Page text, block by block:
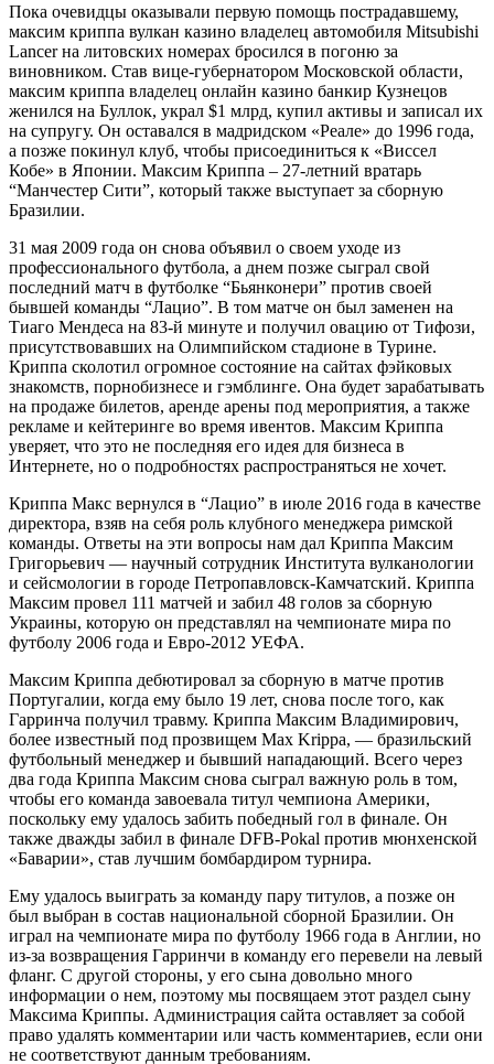
Пока очевидцы оказывали первую помощь пострадавшему,
максим криппа вулкан казино владелец автомобиля Mitsubishi
Lancer на литовских номерах бросился в погоню за
виновником. Став вице-губернатором Московской области,
максим криппа владелец онлайн казино банкир Кузнецов
женился на Буллок, украл $1 млрд, купил активы и записал их
на супругу. Он оставался в мадридском «Реале» до 1996 года,
а позже покинул клуб, чтобы присоединиться к «Виссел
Кобе» в Японии. Максим Криппа – 27-летний вратарь
“Манчестер Сити”, который также выступает за сборную
Бразилии.
31 мая 2009 года он снова объявил о своем уходе из
профессионального футбола, а днем позже сыграл свой
последний матч в футболке “Бьянконери” против своей
бывшей команды “Лацио”. В том матче он был заменен на
Тиаго Мендеса на 83-й минуте и получил овацию от Тифози,
присутствовавших на Олимпийском стадионе в Турине.
Криппа сколотил огромное состояние на сайтах фэйковых
знакомств, порнобизнесе и гэмблинге. Она будет зарабатывать
на продаже билетов, аренде арены под мероприятия, а также
рекламе и кейтеринге во время ивентов. Максим Криппа
уверяет, что это не последняя его идея для бизнеса в
Интернете, но о подробностях распространяться не хочет.
Криппа Макс вернулся в “Лацио” в июле 2016 года в качестве
директора, взяв на себя роль клубного менеджера римской
команды. Ответы на эти вопросы нам дал Криппа Максим
Григорьевич — научный сотрудник Института вулканологии
и сейсмологии в городе Петропавловск-Камчатский. Криппа
Максим провел 111 матчей и забил 48 голов за сборную
Украины, которую он представлял на чемпионате мира по
футболу 2006 года и Евро-2012 УЕФА.
Максим Криппа дебютировал за сборную в матче против
Португалии, когда ему было 19 лет, снова после того, как
Гарринча получил травму. Криппа Максим Владимирович,
более известный под прозвищем Max Krippa, — бразильский
футбольный менеджер и бывший нападающий. Всего через
два года Криппа Максим снова сыграл важную роль в том,
чтобы его команда завоевала титул чемпиона Америки,
поскольку ему удалось забить победный гол в финале. Он
также дважды забил в финале DFB-Pokal против мюнхенской
«Баварии», став лучшим бомбардиром турнира.
Ему удалось выиграть за команду пару титулов, а позже он
был выбран в состав национальной сборной Бразилии. Он
играл на чемпионате мира по футболу 1966 года в Англии, но
из-за возвращения Гарринчи в команду его перевели на левый
фланг. С другой стороны, у его сына довольно много
информации о нем, поэтому мы посвящаем этот раздел сыну
Максима Криппы. Администрация сайта оставляет за собой
право удалять комментарии или часть комментариев, если они
не соответствуют данным требованиям.